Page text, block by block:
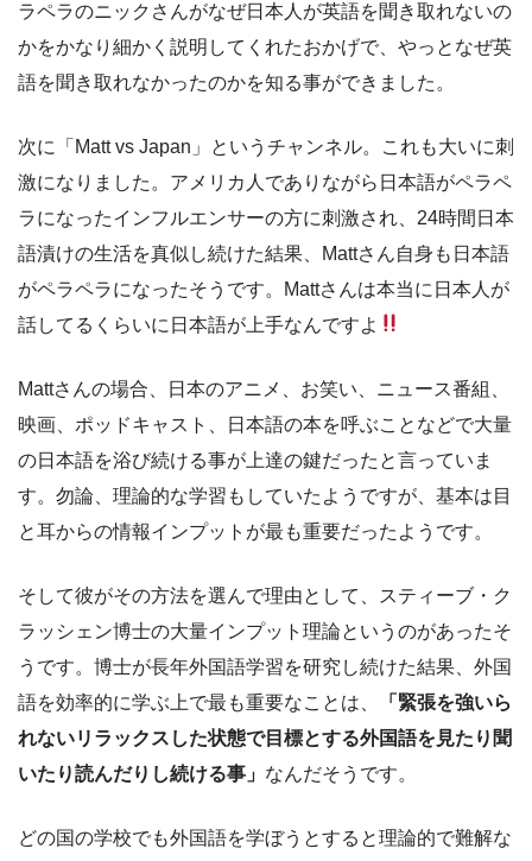
ラペラのニックさんがなぜ日本人が英語を聞き取れないの
かをかなり細かく説明してくれたおかげで、やっとなぜ英
語を聞き取れなかったのかを知る事ができました。
次に「Matt vs Japan」というチャンネル。これも大いに刺
激になりました。アメリカ人でありながら日本語がペラペ
ラになったインフルエンサーの方に刺激され、24時間日本
語漬けの生活を真似し続けた結果、Mattさん自身も日本語
がペラペラになったそうです。Mattさんは本当に日本人が
話してるくらいに日本語が上手なんですよ
Mattさんの場合、日本のアニメ、お笑い、ニュース番組、
映画、ポッドキャスト、日本語の本を呼ぶことなどで大量
の日本語を浴び続ける事が上達の鍵だったと言っていま
す。勿論、理論的な学習もしていたようですが、基本は目
と耳からの情報インプットが最も重要だったようです。
そして彼がその方法を選んで理由として、スティーブ・ク
ラッシェン博士の大量インプット理論というのがあったそ
うです。博士が長年外国語学習を研究し続けた結果、外国
語を効率的に学ぶ上で最も重要なことは、
「緊張を強いら
れないリラックスした状態で目標とする外国語を見たり聞
いたり読んだりし続ける事」 なんだそうです。
どの国の学校でも外国語を学ぼうとすると理論的で難解な